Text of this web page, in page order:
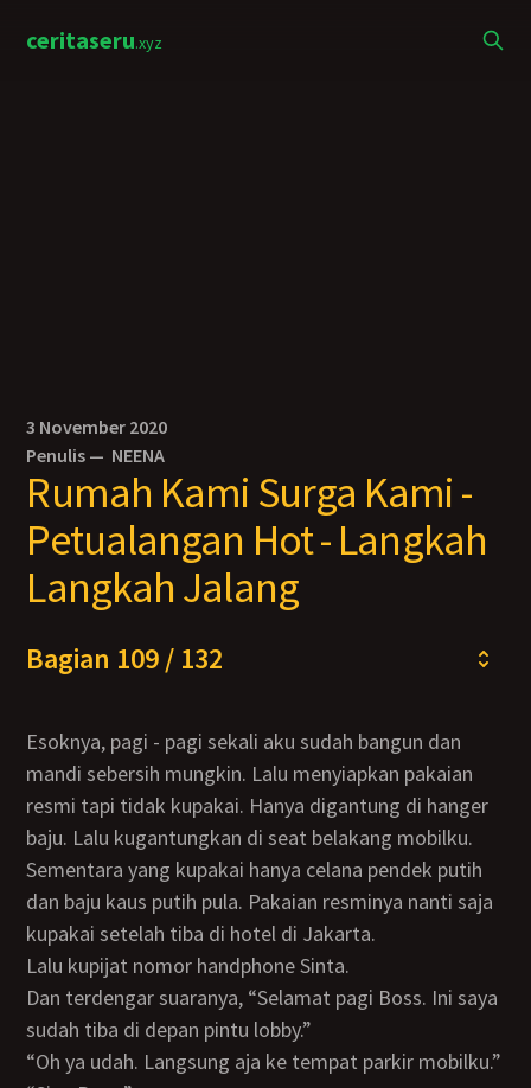
ceritaseru.xyz
3 November 2020
Penulis — NEENA
Rumah Kami Surga Kami -
Petualangan Hot - Langkah
Langkah Jalang
Bagian 109 / 132
Esoknya, pagi - pagi sekali aku sudah bangun dan
mandi sebersih mungkin. Lalu menyiapkan pakaian
resmi tapi tidak kupakai. Hanya digantung di hanger
baju. Lalu kugantungkan di seat belakang mobilku.
Sementara yang kupakai hanya celana pendek putih
dan baju kaus putih pula. Pakaian resminya nanti saja
kupakai setelah tiba di hotel di Jakarta.
Lalu kupijat nomor handphone Sinta.
Dan terdengar suaranya, “Selamat pagi Boss. Ini saya
sudah tiba di depan pintu lobby.”
“Oh ya udah. Langsung aja ke tempat parkir mobilku.”